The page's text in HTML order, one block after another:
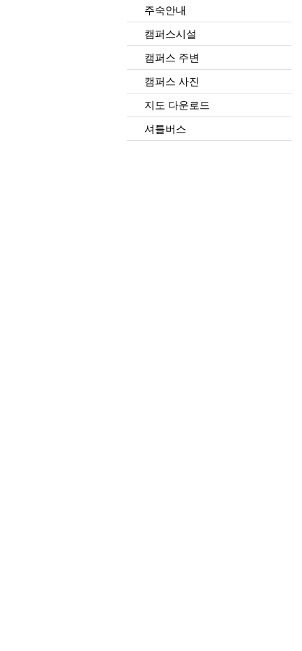
주숙안내
캠퍼스시설
캠퍼스 주변
캠퍼스 사진
지도 다운로드
셔틀버스